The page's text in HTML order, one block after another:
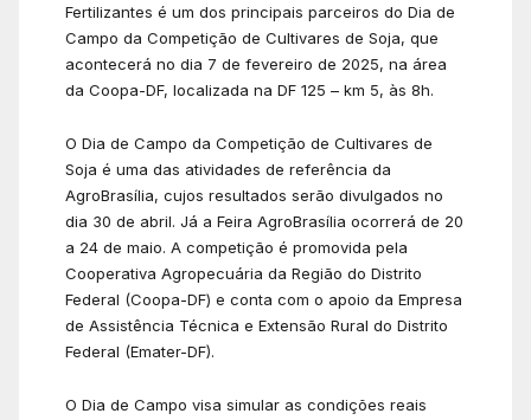
Fertilizantes é um dos principais parceiros do Dia de
Campo da Competição de Cultivares de Soja, que
acontecerá no dia 7 de fevereiro de 2025, na área
da Coopa-DF, localizada na DF 125 – km 5, às 8h.
O Dia de Campo da Competição de Cultivares de
Soja é uma das atividades de referência da
AgroBrasília, cujos resultados serão divulgados no
dia 30 de abril. Já a Feira AgroBrasília ocorrerá de 20
a 24 de maio. A competição é promovida pela
Cooperativa Agropecuária da Região do Distrito
Federal (Coopa-DF) e conta com o apoio da Empresa
de Assistência Técnica e Extensão Rural do Distrito
Federal (Emater-DF).
O Dia de Campo visa simular as condições reais